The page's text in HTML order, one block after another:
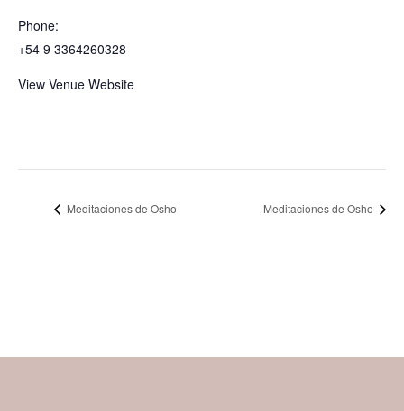
Phone:
+54 9 3364260328
View Venue Website
Meditaciones de Osho Meditaciones de Osho